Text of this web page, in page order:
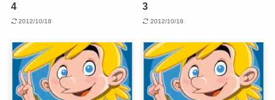
4
2012/10/18
3
2012/10/18